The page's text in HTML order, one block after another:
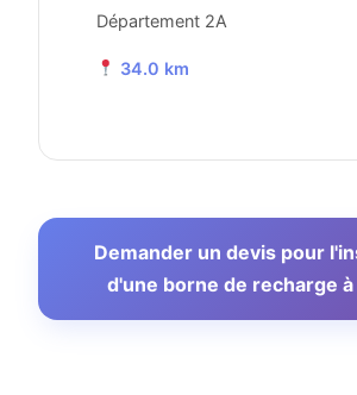
Département 2A
34.0 km
Demander un devis pour
d'une borne de recharge